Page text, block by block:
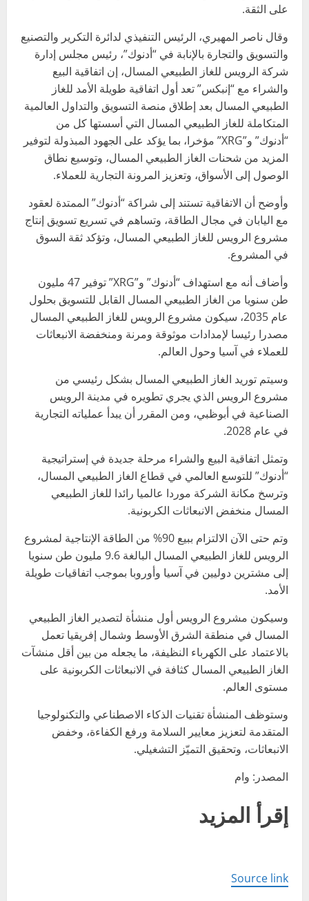
على الثقة.
وقال ناصر المهيري، الرئيس التنفيذي لدائرة التكرير والتصنيع
والتسويق والتجارة بالإنابة في “أدنوك”، رئيس مجلس إدارة
شركة الرويس للغاز الطبيعي المسال، إن اتفاقية البيع
والشراء مع “إنبكس” تعد أول اتفاقية طويلة الأمد للغاز
الطبيعي المسال بعد إطلاق منصة التسويق والتداول العالمية
المتكاملة للغاز الطبيعي المسال التي أسستها كل من
“أدنوك” و”XRG” مؤخرا، بما يؤكد على الجهود المبذولة لتوفير
المزيد من شحنات الغاز الطبيعي المسال، وتوسيع نطاق
الوصول إلى الأسواق، وتعزيز المرونة التجارية للعملاء.
وأوضح أن الاتفاقية تستند إلى شراكة “أدنوك” الممتدة لعقود
مع اليابان في مجال الطاقة، وتساهم في تسريع تسويق إنتاج
مشروع الرويس للغاز الطبيعي المسال، وتؤكد ثقة السوق
في المشروع.
وأضاف أنه مع استهداف “أدنوك” و”XRG” توفير 47 مليون
طن سنويا من الغاز الطبيعي المسال القابل للتسويق بحلول
عام 2035، سيكون مشروع الرويس للغاز الطبيعي المسال
مصدرا رئيسا لإمدادات موثوقة ومرنة ومنخفضة الانبعاثات
للعملاء في آسيا وحول العالم.
وسيتم توريد الغاز الطبيعي المسال بشكل رئيسي من
مشروع الرويس الذي يجري تطويره في مدينة الرويس
الصناعية في أبوظبي، ومن المقرر أن يبدأ عملياته التجارية
في عام 2028.
وتمثل اتفاقية البيع والشراء مرحلة جديدة في إستراتيجية
“أدنوك” للتوسع العالمي في قطاع الغاز الطبيعي المسال،
وترسخ مكانة الشركة موردا عالميا رائدا للغاز الطبيعي
المسال منخفض الانبعاثات الكربونية.
وتم حتى الآن الالتزام ببيع 90% من الطاقة الإنتاجية لمشروع
الرويس للغاز الطبيعي المسال البالغة 9.6 مليون طن سنويا
إلى مشترين دوليين في آسيا وأوروبا بموجب اتفاقيات طويلة
الأمد.
وسيكون مشروع الرويس أول منشأة لتصدير الغاز الطبيعي
المسال في منطقة الشرق الأوسط وشمال إفريقيا تعمل
بالاعتماد على الكهرباء النظيفة، ما يجعله من بين أقل منشآت
الغاز الطبيعي المسال كثافة في الانبعاثات الكربونية على
مستوى العالم.
وستوظف المنشأة تقنيات الذكاء الاصطناعي والتكنولوجيا
المتقدمة لتعزيز معايير السلامة ورفع الكفاءة، وخفض
الانبعاثات، وتحقيق التميّز التشغيلي.
المصدر: وام
إقرأ المزيد
Source link